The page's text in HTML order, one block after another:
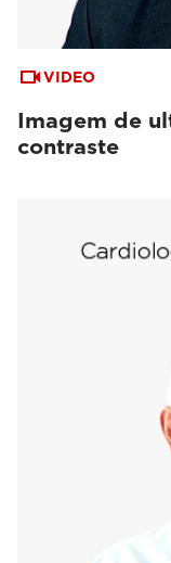
VIDEO
Imagem de
contraste